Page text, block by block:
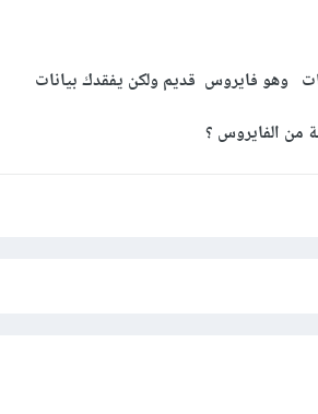
وهو فايروس قديم ولكن يفقدك بيانات
من الفايروس ؟